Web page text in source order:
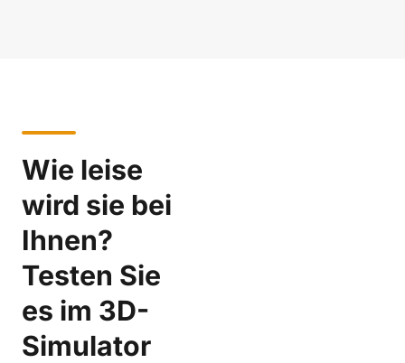
Wie leise
wird sie bei
Ihnen?
Testen Sie
es im 3D-
Simulator